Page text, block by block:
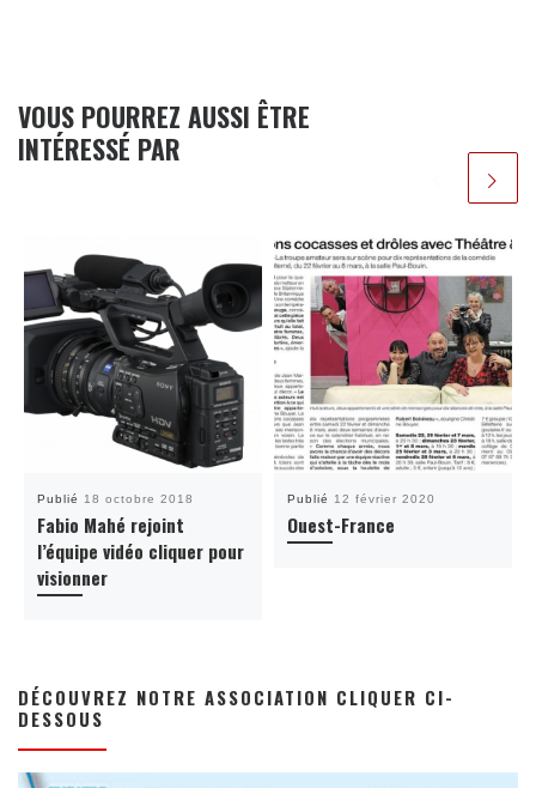
VOUS POURREZ AUSSI ÊTRE
INTÉRESSÉ PAR
Publié 18 octobre 2018
Fabio Mahé rejoint
l’équipe vidéo cliquer pour
visionner
Publié 12 février 2020
Ouest-France
DÉCOUVREZ NOTRE ASSOCIATION CLIQUER CI-
DESSOUS